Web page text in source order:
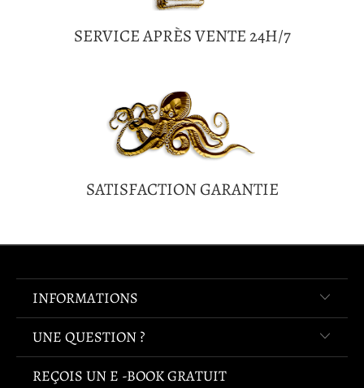
SERVICE APRÈS VENTE 24H/7
SATISFACTION GARANTIE
INFORMATIONS
UNE QUESTION ?
REÇOIS UN E -BOOK GRATUIT